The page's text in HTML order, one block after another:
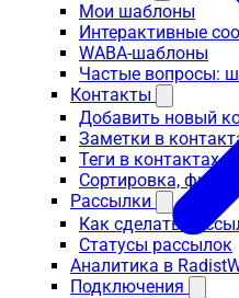
Мои шаблоны
Интерактивные
WABA-шаблоны
Частые вопросы:
Контакты
Добавить новый
Заметки в
Теги в контактах
Сортировка,
Рассылки
Как сделать
Статусы рассылок
Аналитика в
Подключения